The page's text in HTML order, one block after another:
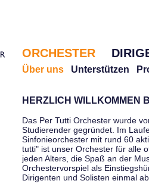
ORCHESTER
Über uns Unterstützen
HERZLICH WILLKOMMEN
Das Per Tutti Orchester wurde
Studierender gegründet. Im
Sinfonieorchester mit rund 60
tutti" ist unser Orchester für alle
jeden Alters, die Spaß an der
Orchestervorspiel als
Dirigenten und Solisten einmal